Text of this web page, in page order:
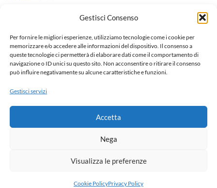
Gestisci Consenso
Per fornire le migliori esperienze, utilizziamo tecnologie come i cookie per
memorizzare e/o accedere alle informazioni del dispositivo. Il consenso a
queste tecnologie ci permetterà di elaborare dati come il comportamento di
navigazione o ID unici su questo sito. Non acconsentire o ritirare il consenso
può influire negativamente su alcune caratteristiche e funzioni.
Gestisci servizi
Accetta
Nega
Visualizza le preferenze
Cookie PolicyPrivacy Policy
Calciomercato Juventus In entrata
il colpo dell’estate 2026!
Calciomercato Juventus In uscita
Chi siamo e Contatti
Copyright © 2026 All rights reserved.